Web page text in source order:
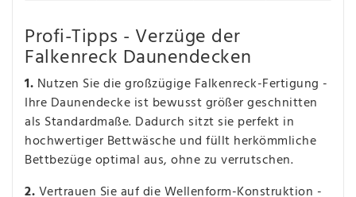
Profi-Tipps - Verzüge der
Falkenreck Daunendecken
1. Nutzen Sie die großzügige Falkenreck-Fertigung -
Ihre Daunendecke ist bewusst größer geschnitten
als Standardmaße. Dadurch sitzt sie perfekt in
hochwertiger Bettwäsche und füllt herkömmliche
Bettbezüge optimal aus, ohne zu verrutschen.
2.Vertrauen Sie auf die Wellenform-Konstruktion -